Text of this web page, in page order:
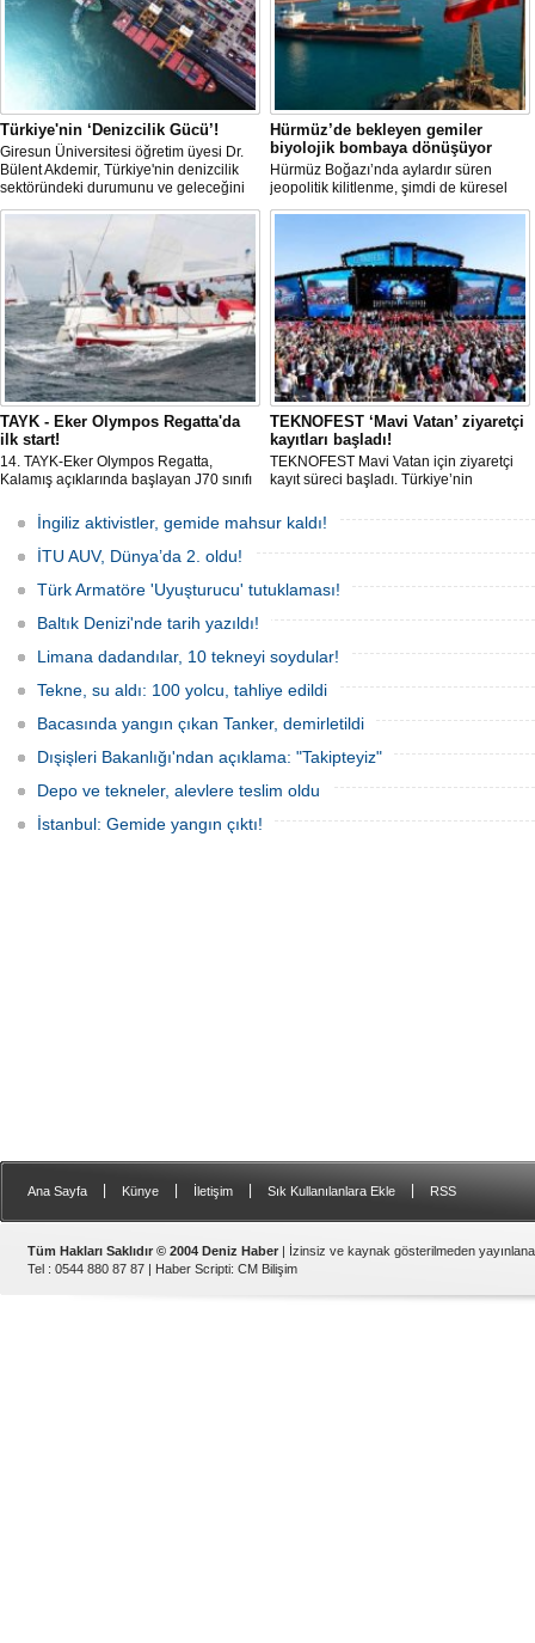
Türkiye'nin ‘Denizcilik Gücü’!
Giresun Üniversitesi öğretim üyesi Dr.
Bülent Akdemir, Türkiye'nin denizcilik
sektöründeki durumunu ve geleceğini
değerlendirdi.
Hürmüz’de bekleyen gemiler
biyolojik bombaya dönüşüyor
Hürmüz Boğazı’nda aylardır süren
jeopolitik kilitlenme, şimdi de küresel
ölçekte bir çevre felaketinin kapısını
hareketsiz bekleyen binden fazla gemi,
istilacı deniz canlıları için devasa bir
üreme merkezine dönüşmüş durumda.
TAYK - Eker Olympos Regatta'da
ilk start!
14. TAYK-Eker Olympos Regatta,
Kalamış açıklarında başlayan J70 sınıfı
gün boyunca yelken coşkusuyla
buluşturacak organizasyonun ilk
gününde 9 tekne rüzgârla buluştu.
TEKNOFEST ‘Mavi Vatan’ ziyaretçi
kayıtları başladı!
TEKNOFEST Mavi Vatan için ziyaretçi
kayıt süreci başladı. Türkiye’nin
odaklanan etkinliği, 20-23 Ağustos
tarihleri arasında Gölcük Tersanesi
Komutanlığı’nda gerçekleştirilecek.
İngiliz aktivistler, gemide mahsur kaldı!
İTU AUV, Dünya’da 2. oldu!
Türk Armatöre 'Uyuşturucu' tutuklaması!
Baltık Denizi'nde tarih yazıldı!
Limana dadandılar, 10 tekneyi soydular!
Tekne, su aldı: 100 yolcu, tahliye edildi
Bacasında yangın çıkan Tanker, demirletildi
Dışişleri Bakanlığı'ndan açıklama: "Takipteyiz"
Depo ve tekneler, alevlere teslim oldu
İstanbul: Gemide yangın çıktı!
Ana Sayfa Künye İletişim Sık Kullanılanlara Ekle RSS
Tüm Hakları Saklıdır © 2004 Deniz Haber | İzinsiz ve kaynak gösterilmeden
Tel : 0544 880 87 87 | Haber Scripti: CM Bilişim